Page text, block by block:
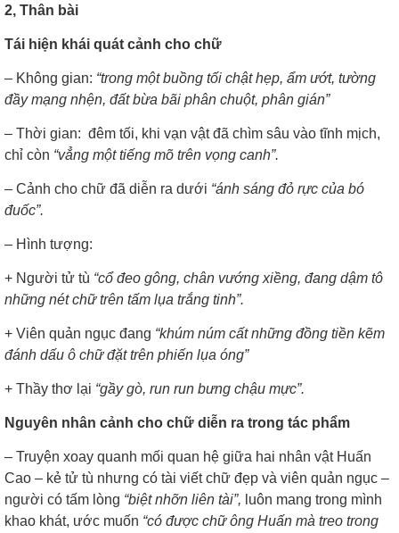
2, Thân bài
Tái hiện khái quát cảnh cho chữ
– Không gian: “trong một buồng tối chật hẹp, ẩm ướt, tường
đầy mạng nhện, đất bừa bãi phân chuột, phân gián”
– Thời gian: đêm tối, khi vạn vật đã chìm sâu vào tĩnh mịch,
chỉ còn “vẳng một tiếng mõ trên vọng canh”.
– Cảnh cho chữ đã diễn ra dưới “ánh sáng đỏ rực của bó
đuốc”.
– Hình tượng:
+ Người tử tù “cổ đeo gông, chân vướng xiềng, đang dậm tô
những nét chữ trên tấm lụa trắng tinh”.
+ Viên quản ngục đang “khúm núm cất những đồng tiền kẽm
đánh dấu ô chữ đặt trên phiến lụa óng”
+ Thầy thơ lại “gầy gò, run run bưng chậu mực”.
Nguyên nhân cảnh cho chữ diễn ra trong tác phẩm
– Truyện xoay quanh mối quan hệ giữa hai nhân vật Huấn
Cao – kẻ tử tù nhưng có tài viết chữ đẹp và viên quản ngục –
người có tấm lòng “biệt nhỡn liên tài”, luôn mang trong mình
khao khát, ước muốn “có được chữ ông Huấn mà treo trong